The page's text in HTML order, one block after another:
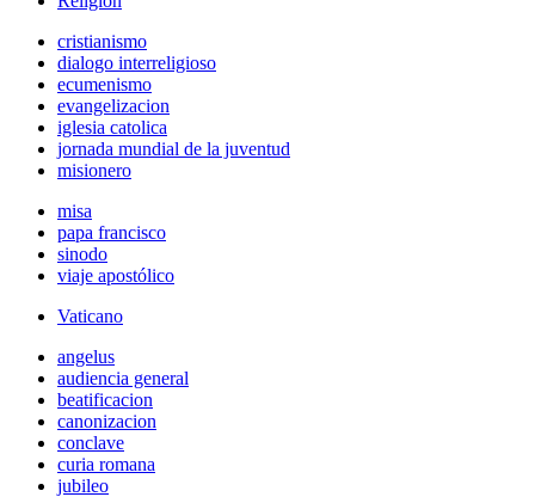
cristianismo
dialogo interreligioso
ecumenismo
evangelizacion
iglesia catolica
jornada mundial de la juventud
misionero
misa
papa francisco
sinodo
viaje apostólico
Vaticano
angelus
audiencia general
beatificacion
canonizacion
conclave
curia romana
jubileo